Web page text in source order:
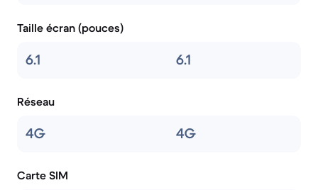
Taille écran (pouces)
6.1 6.1
Réseau
4G 4G
Carte SIM